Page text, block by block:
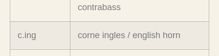
contrabass
c.ing corne ingles / english horn